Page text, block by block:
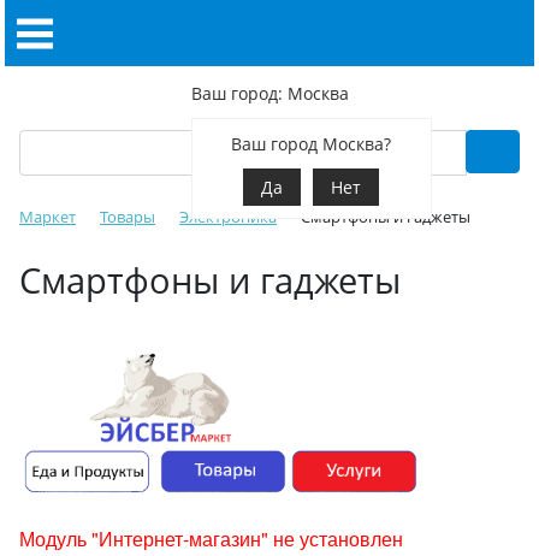
Ваш город: Москва
Ваш город Москва?
Да
Нет
Маркет Товары Электроника Смартфоны и гаджеты
Смартфоны и гаджеты
Модуль "Интернет-магазин" не установлен